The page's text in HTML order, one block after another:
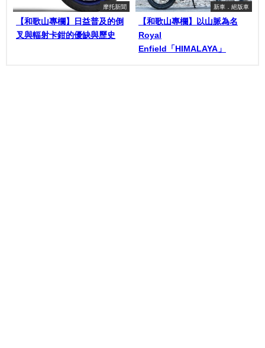
摩托新聞
【和歌山專欄】日益普及的倒
叉與輻射卡鉗的優缺與歷史
新車．絕版車
【和歌山專欄】以山脈為名
Royal
Enfield「HIMALAYA」